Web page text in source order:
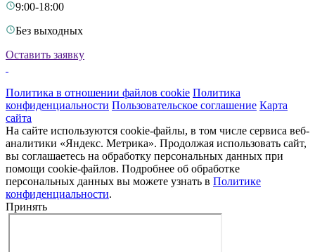
9:00-18:00
Без выходных
Оставить заявку
Политика в отношении файлов cookie Политика
конфиденциальности Пользовательское соглашение Карта
сайта
На сайте используются cookie-файлы, в том числе сервиса веб-
аналитики «Яндекс. Метрика». Продолжая использовать сайт,
вы соглашаетесь на обработку персональных данных при
помощи cookie-файлов. Подробнее об обработке
персональных данных вы можете узнать в Политике
конфиденциальности.
Принять